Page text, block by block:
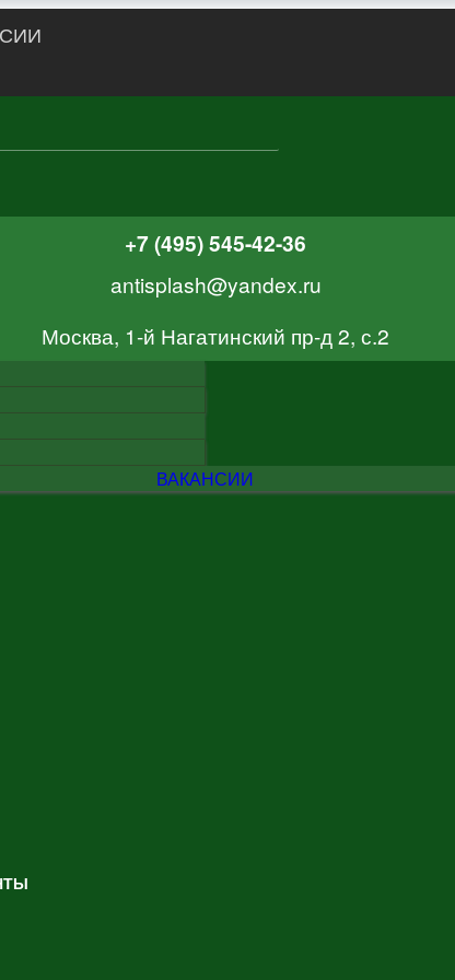
+7 (495) 545-42-36
antisplash@yandex.ru
Москва, 1-й Нагатинский пр-д 2, с.2
ВАКАНСИИ